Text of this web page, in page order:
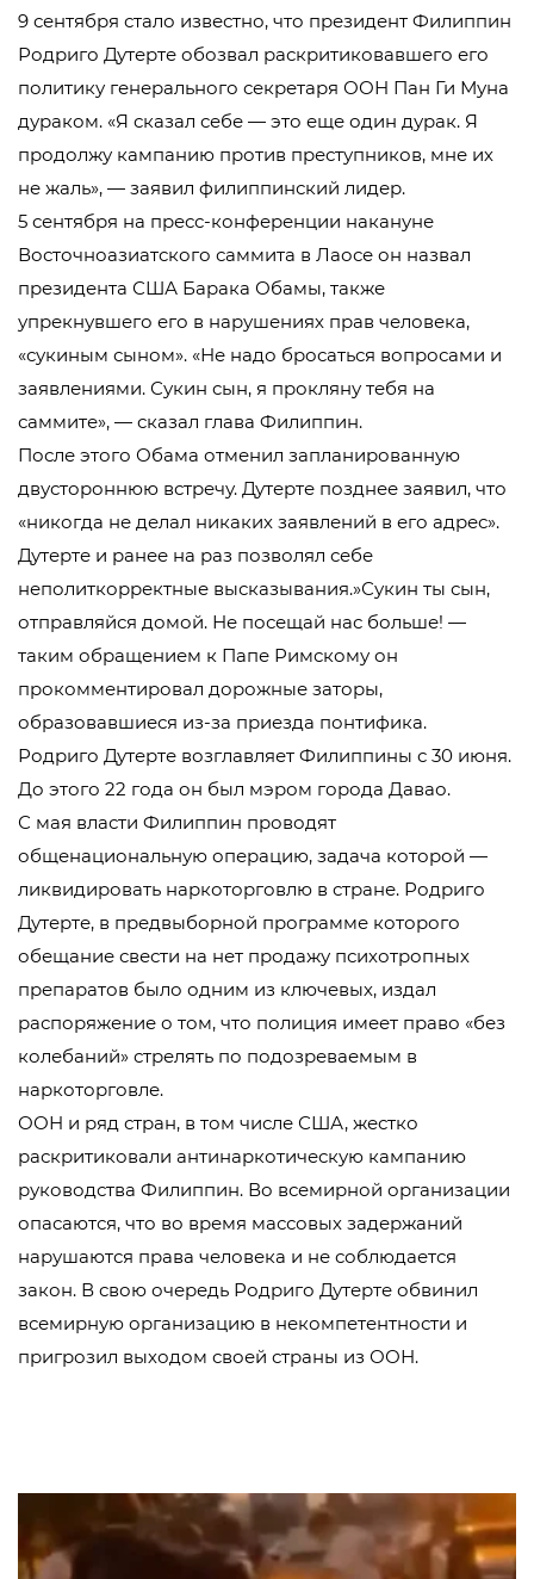
9 сентября стало известно, что президент Филиппин
Родриго Дутерте обозвал раскритиковавшего его
политику генерального секретаря ООН Пан Ги Муна
дураком. «Я сказал себе — это еще один дурак. Я
продолжу кампанию против преступников, мне их
не жаль», — заявил филиппинский лидер.
5 сентября на пресс-конференции накануне
Восточноазиатского саммита в Лаосе он назвал
президента США Барака Обамы, также
упрекнувшего его в нарушениях прав человека,
«сукиным сыном». «Не надо бросаться вопросами и
заявлениями. Сукин сын, я прокляну тебя на
саммите», — сказал глава Филиппин.
После этого Обама отменил запланированную
двустороннюю встречу. Дутерте позднее заявил, что
«никогда не делал никаких заявлений в его адрес».
Дутерте и ранее на раз позволял себе
неполиткорректные высказывания.»Сукин ты сын,
отправляйся домой. Не посещай нас больше! —
таким обращением к Папе Римскому он
прокомментировал дорожные заторы,
образовавшиеся из-за приезда понтифика.
Родриго Дутерте возглавляет Филиппины с 30 июня.
До этого 22 года он был мэром города Давао.
С мая власти Филиппин проводят
общенациональную операцию, задача которой —
ликвидировать наркоторговлю в стране. Родриго
Дутерте, в предвыборной программе которого
обещание свести на нет продажу психотропных
препаратов было одним из ключевых, издал
распоряжение о том, что полиция имеет право «без
колебаний» стрелять по подозреваемым в
наркоторговле.
ООН и ряд стран, в том числе США, жестко
раскритиковали антинаркотическую кампанию
руководства Филиппин. Во всемирной организации
опасаются, что во время массовых задержаний
нарушаются права человека и не соблюдается
закон. В свою очередь Родриго Дутерте обвинил
всемирную организацию в некомпетентности и
пригрозил выходом своей страны из ООН.